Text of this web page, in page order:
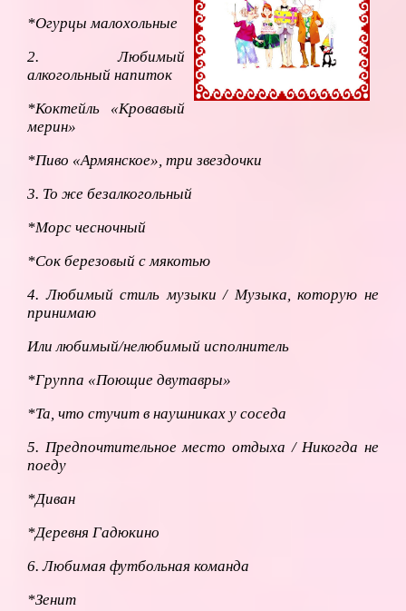
*Огурцы малохольные
2. Любимый
алкогольный напиток
*Коктейль «Кровавый
мерин»
*Пиво «Армянское», три звездочки
3. То же безалкогольный
*Морс чесночный
*Сок березовый с мякотью
4. Любимый стиль музыки / Музыка, которую не
принимаю
Или любимый/нелюбимый исполнитель
*Группа «Поющие двутавры»
*Та, что стучит в наушниках у соседа
5. Предпочтительное место отдыха / Никогда не
поеду
*Диван
*Деревня Гадюкино
6. Любимая футбольная команда
*Зенит